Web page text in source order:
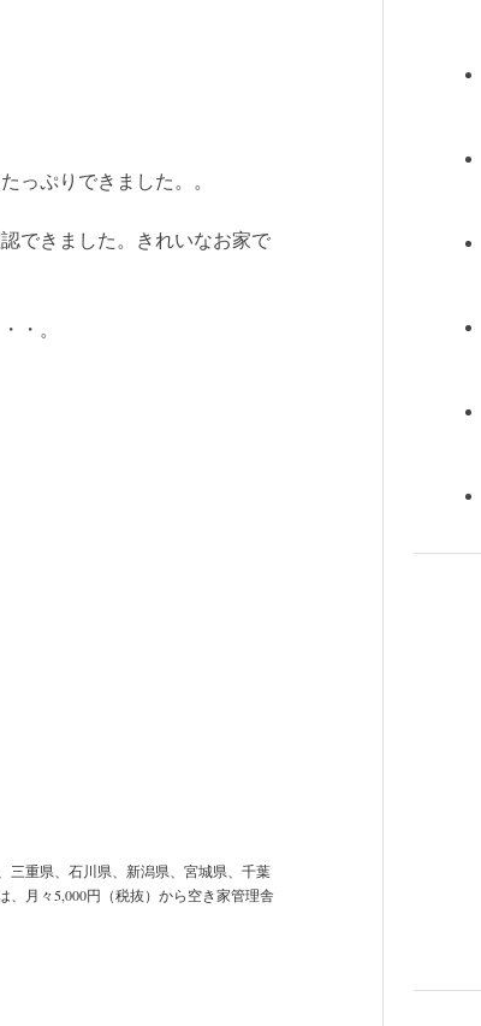
っぷりできました。。
できました。きれいなお家で
・。
三重県、石川県、新潟県、宮城県、千葉
月々5,000円（税抜）から空き家管理舎